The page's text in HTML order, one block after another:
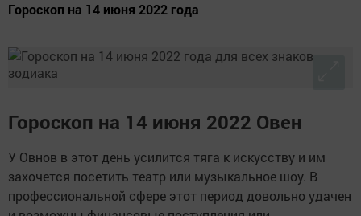
Гороскоп на 14 июня 2022 года
Гороскоп на 14 июня 2022 Овен
У Овнов в этот день усилится тяга к искусству и им
захочется посетить театр или музыкальное шоу. В
профессиональной сфере этот период довольно удачен